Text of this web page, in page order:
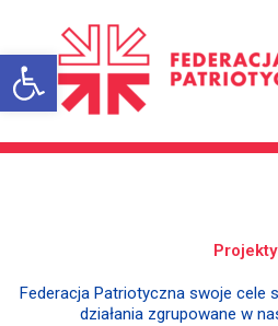
Otwórz pasek
treści
Projekty
Federacja Patriotyczna swoje cele
działania zgrupowane w